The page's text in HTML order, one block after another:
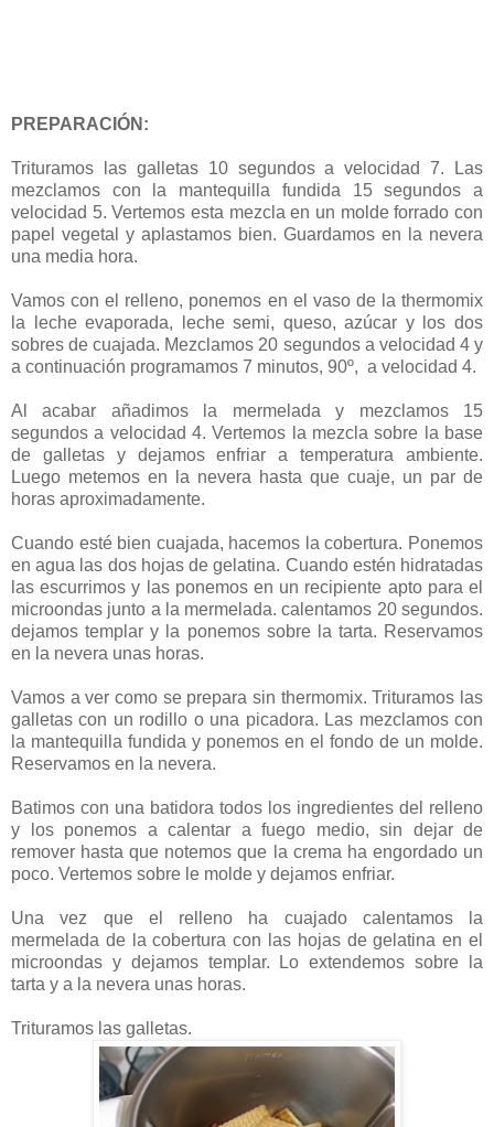
PREPARACIÓN:
Trituramos las galletas 10 segundos a velocidad 7. Las
mezclamos con la mantequilla fundida 15 segundos a
velocidad 5. Vertemos esta mezcla en un molde forrado con
papel vegetal y aplastamos bien. Guardamos en la nevera
una media hora.
Vamos con el relleno, ponemos en el vaso de la thermomix
la leche evaporada, leche semi, queso, azúcar y los dos
sobres de cuajada. Mezclamos 20 segundos a velocidad 4 y
a continuación programamos 7 minutos, 90º, a velocidad 4.
Al acabar añadimos la mermelada y mezclamos 15
segundos a velocidad 4. Vertemos la mezcla sobre la base
de galletas y dejamos enfriar a temperatura ambiente.
Luego metemos en la nevera hasta que cuaje, un par de
horas aproximadamente.
Cuando esté bien cuajada, hacemos la cobertura. Ponemos
en agua las dos hojas de gelatina. Cuando estén hidratadas
las escurrimos y las ponemos en un recipiente apto para el
microondas junto a la mermelada. calentamos 20 segundos.
dejamos templar y la ponemos sobre la tarta. Reservamos
en la nevera unas horas.
Vamos a ver como se prepara sin thermomix. Trituramos las
galletas con un rodillo o una picadora. Las mezclamos con
la mantequilla fundida y ponemos en el fondo de un molde.
Reservamos en la nevera.
Batimos con una batidora todos los ingredientes del relleno
y los ponemos a calentar a fuego medio, sin dejar de
remover hasta que notemos que la crema ha engordado un
poco. Vertemos sobre le molde y dejamos enfriar.
Una vez que el relleno ha cuajado calentamos la
mermelada de la cobertura con las hojas de gelatina en el
microondas y dejamos templar. Lo extendemos sobre la
tarta y a la nevera unas horas.
Trituramos las galletas.